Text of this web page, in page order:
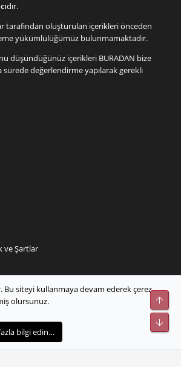
dır.
tarafından oluşturulan içerikleri önceden
yükümlülüğümüz bulunmamaktadır.
düşündüğünüz içerikleri BURADAN bize
sürede değerlendirme yapılarak gerekli
ve Şartlar
Bu siteyi kullanmaya devam ederek çerez
olursunuz.
bilgi edin…